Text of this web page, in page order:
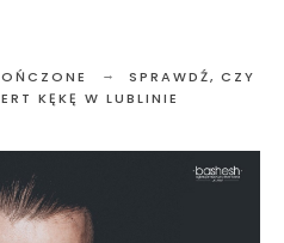
SPRAWDŹ, CZY
KĘKĘ W LUBLINIE